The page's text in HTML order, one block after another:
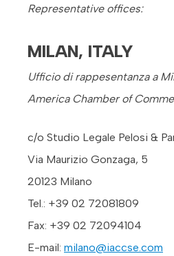
Representative offices:
MILAN, ITALY
Ufficio di rappesentanza a
America Chamber of
c/o Studio Legale Pelosi &
Via Maurizio Gonzaga, 5
20123 Milano
Tel.: +39 02 72081809
Fax: +39 02 72094104
E-mail: milano@iaccse.com